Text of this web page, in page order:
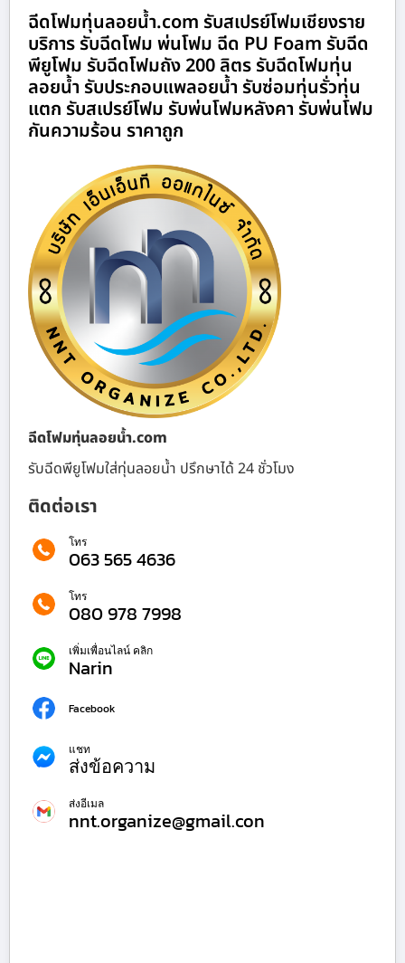
ฉีดโฟมทุ่นลอยน้ำ.com รับสเปรย์โฟมเชียงราย
บริการ รับฉีดโฟม พ่นโฟม ฉีด PU Foam รับฉีด
พียูโฟม รับฉีดโฟมถัง 200 ลิตร รับฉีดโฟมทุ่น
ลอยน้ำ รับประกอบแพลอยน้ำ รับซ่อมทุ่นรั่วทุ่น
แตก รับสเปรย์โฟม รับพ่นโฟมหลังคา รับพ่นโฟม
กันความร้อน ราคาถูก
ฉีดโฟมทุ่นลอยน้ำ.com
รับฉีดพียูโฟมใส่ทุ่นลอยน้ำ ปรึกษาได้ 24 ชั่วโมง
ติดต่อเรา
โทร
063 565 4636
โทร
080 978 7998
เพิ่มเพื่อนไลน์ คลิก
Narin
Facebook
แชท
ส่งข้อความ
ส่งอีเมล
nnt.organize@gmail.con